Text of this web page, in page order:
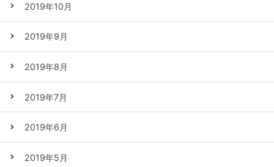
2019年10月
2019年9月
2019年8月
2019年7月
2019年6月
2019年5月